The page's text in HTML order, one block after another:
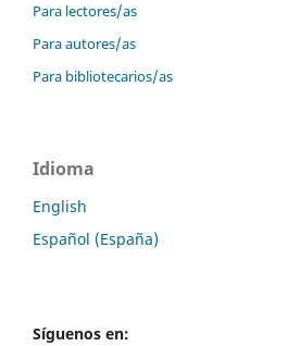
Para lectores/as
Para autores/as
Para bibliotecarios/as
Idioma
English
Español (España)
Síguenos en: